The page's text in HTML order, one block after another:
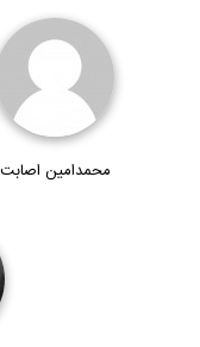
محمدامین اصابت